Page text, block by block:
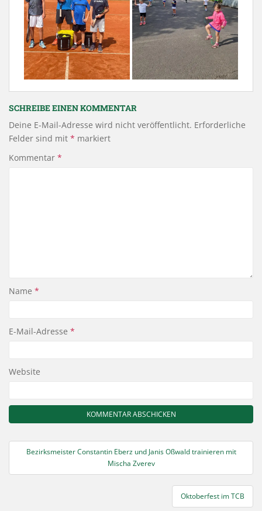
SCHREIBE EINEN KOMMENTAR
Deine E-Mail-Adresse wird nicht veröffentlicht. Erforderliche
Felder sind mit * markiert
Kommentar *
Name *
E-Mail-Adresse *
Website
Beitragsnavigation
Bezirksmeister Constantin Eberz und Janis Oßwald trainieren mit
Mischa Zverev
Oktoberfest im TCB